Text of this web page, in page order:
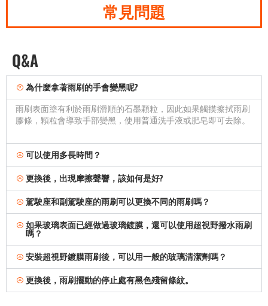
常見問題
Q&A
為什麼拿著雨刷的手會變黑呢?
雨刷表面塗有利於雨刷滑順的石墨顆粒，因此如果觸摸擦拭雨刷
膠條，顆粒會導致手部變黑，使用普通洗手液或肥皂即可去除。
可以使用多長時間？
更換後，出現摩擦聲響，該如何是好?
駕駛座和副駕駛座的雨刷可以更換不同的雨刷嗎？
如果玻璃表面已經做過玻璃鍍膜，還可以使用超視野撥水雨刷
嗎？
安裝超視野鍍膜雨刷後，可以用一般的玻璃清潔劑嗎？
更換後，雨刷擺動的停止處有黑色殘留條紋。